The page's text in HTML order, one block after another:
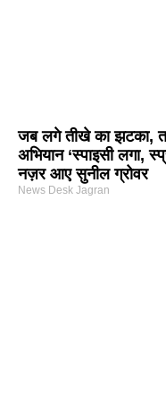
जब लगे तीखे का झटका,
अभियान ‘स्पाइसी लगा,
नज़र आए सुनील ग्रोवर
News Desk Jagran